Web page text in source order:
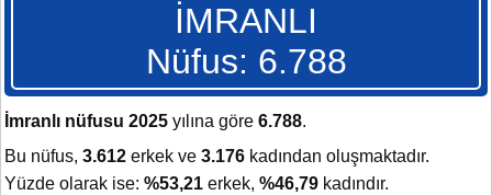
İMRANLI
Nüfus: 6.788
İmranlı nüfusu 2025 yılına göre 6.788.
Bu nüfus, 3.612 erkek ve 3.176 kadından oluşmaktadır.
Yüzde olarak ise: %53,21 erkek, %46,79 kadındır.